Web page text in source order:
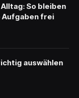
So bleiben
Aufgaben frei
auswählen